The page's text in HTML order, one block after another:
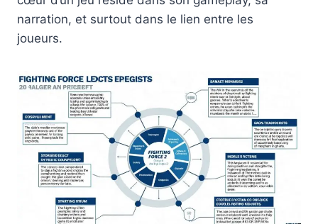
narration, et surtout dans le lien entre les
joueurs.